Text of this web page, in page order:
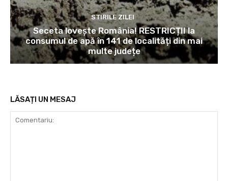
STIRILE ZILEI
Seceta lovește România! RESTRICȚII la
consumul de apă în 141 de localități din mai
multe județe
LĂSAȚI UN MESAJ